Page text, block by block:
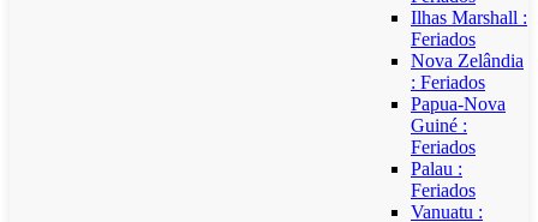
Ilhas Marshall :
Feriados
Nova Zelândia
: Feriados
Papua-Nova
Guiné :
Feriados
Palau :
Feriados
Vanuatu :